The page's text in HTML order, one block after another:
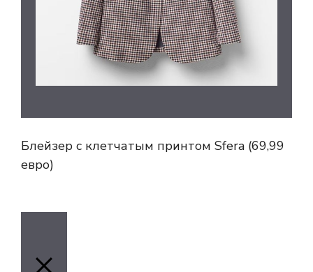
Блейзер с клетчатым принтом Sfera (69,99
евро)